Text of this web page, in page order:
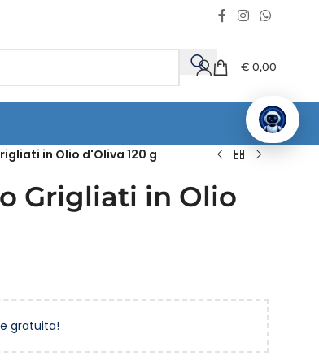
€ 0,00
in Olio d'Oliva 120 g
Grigliati in Olio
gratuita!